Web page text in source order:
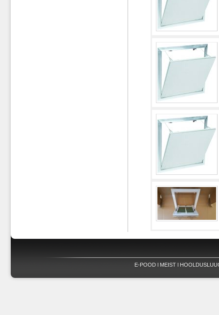
E-POOD l MEIST l